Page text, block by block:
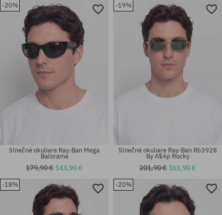
Dostupné veľkosti:
Dostupné veľkosti:
Dostupné veľkosti:
Dostupné veľkosti:
-20%
Slnečné okuliare Ray-Ban Mega
Balorama
179,90 € 143,90 €
-19%
Slnečné okuliare Ray-Ban Rb3928
By A$Ap Rocky
201,90 € 161,90 €
-18% -20%